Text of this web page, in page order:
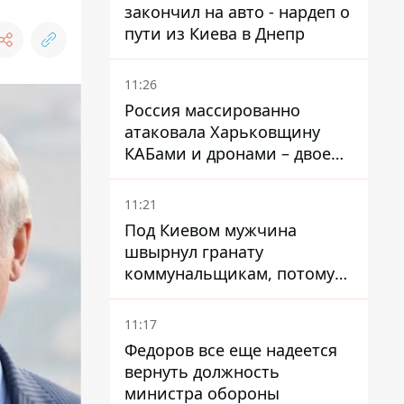
закончил на авто - нардеп о
пути из Киева в Днепр
11:26
Россия массированно
атаковала Харьковщину
КАБами и дронами – двое
погибших и 19 раненых
11:21
Под Киевом мужчина
швырнул гранату
коммунальщикам, потому
что не хотел платить по
квитанциям
11:17
Федоров все еще надеется
вернуть должность
министра обороны